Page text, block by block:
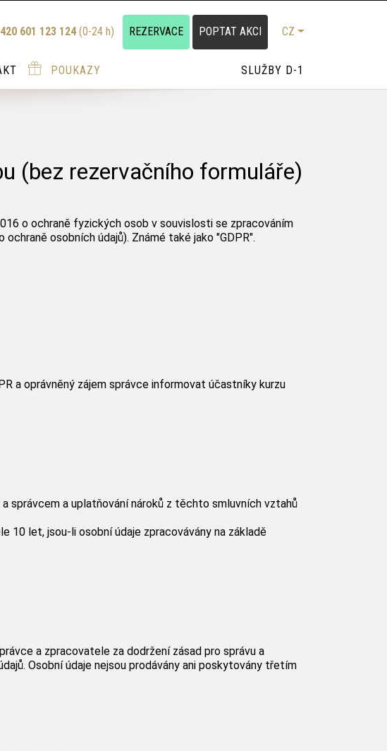
601 123 124(0-24 h) REZERVACE POPTAT AKCI CZ
POUKAZY SLUŽBY D-1
(bez rezervačního formuláře)
o ochraně fyzických osob v souvislosti se zpracováním
osobních údajů). Známé také jako "GDPR".
a oprávněný zájem správce informovat účastníky kurzu
správcem a uplatňování nároků z těchto smluvních vztahů
10 let, jsou-li osobní údaje zpracovávány na základě
a zpracovatele za dodržení zásad pro správu a
Osobní údaje nejsou prodávány ani poskytovány třetím